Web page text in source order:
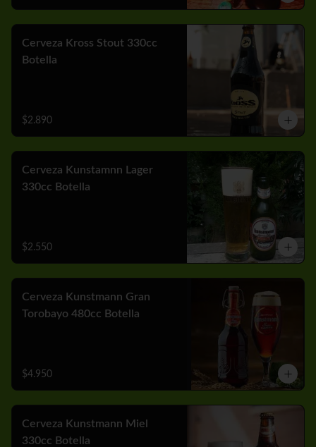
Cerveza Kross Stout 330cc
Botella
$2.890
Cerveza Kunstamnn Lager
330cc Botella
$2.550
Cerveza Kunstmann Gran
Torobayo 480cc Botella
$4.950
Cerveza Kunstmann Miel
330cc Botella